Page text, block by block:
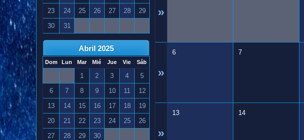
23
24 25 26 27 28
29
30
31
Abril 2025
Dom Lun Mar Mié Jue Vie Sáb
1 2 3 4
5
6
7 8 9 10 11
12
13
14 15 16 17 18
19
20
21 22 23 24 25
26
27
28 29 30
»
»
6 7
»
13 14